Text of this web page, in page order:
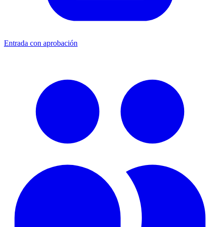
Entrada con aprobación